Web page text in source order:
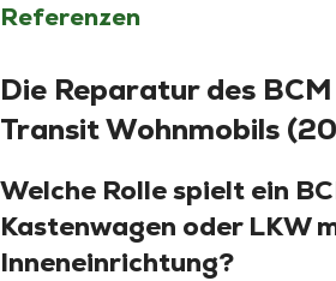
Referenzen
Die Reparatur des
Transit Wohnmobils
Welche Rolle spielt ein
Kastenwagen oder LKW
Inneneinrichtung?